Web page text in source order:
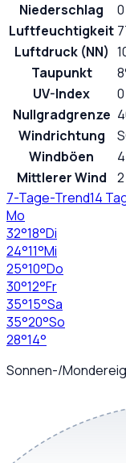
Niederschlag
Luftfeuchtigkeit
Luftdruck (NN)
Taupunkt
UV-Index
Nullgradgrenze
Windrichtung
Windböen
Mittlerer Wind
7-Tage-Trend14
Mo
32°18°Di
24°11°Mi
25°10°Do
30°12°Fr
35°15°Sa
35°20°So
28°14°
Sonnen-/